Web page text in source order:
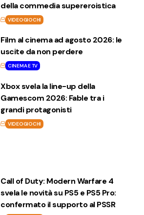
della commedia supereroistica
VIDEOGIOCHI
Film al cinema ad agosto 2026: le
uscite da non perdere
CINEMA E TV
Xbox svela la line-up della
Gamescom 2026: Fable tra i
grandi protagonisti
VIDEOGIOCHI
Call of Duty: Modern Warfare 4
svela le novità su PS5 e PS5 Pro:
confermato il supporto al PSSR